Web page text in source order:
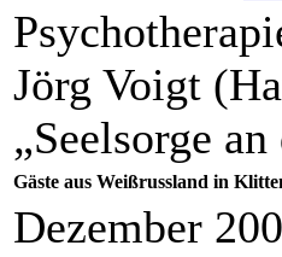
Jörg Voigt
„Seelsorge
Gäste aus Weißrussland in
Dezember